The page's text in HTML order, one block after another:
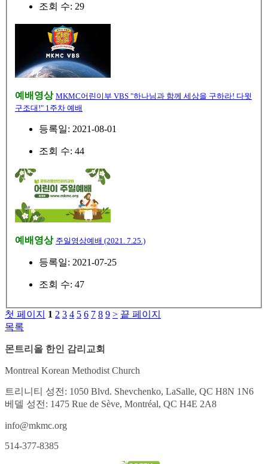
조회 수: 29
예배영상 MKMC어린이부 VBS "하나님과 함께 세상을 구하라! 다윗
구조대!" 1주차 예배
등록일: 2021-08-01
조회 수: 44
예배영상 주일영상예배 (2021. 7.25.)
등록일: 2021-07-25
조회 수: 47
첫 페이지 1 2 3 4 5 6 7 8 9 > 끝 페이지
목록
몬트리올 한인 감리교회
Montreal Korean Methodist Church
트리니티 성전: 1050 Blvd. Shevchenko, LaSalle, QC H8N 1N6
베델 성전: 1475 Rue de Sève, Montréal, QC H4E 2A8
info@mkmc.org
514-377-8385